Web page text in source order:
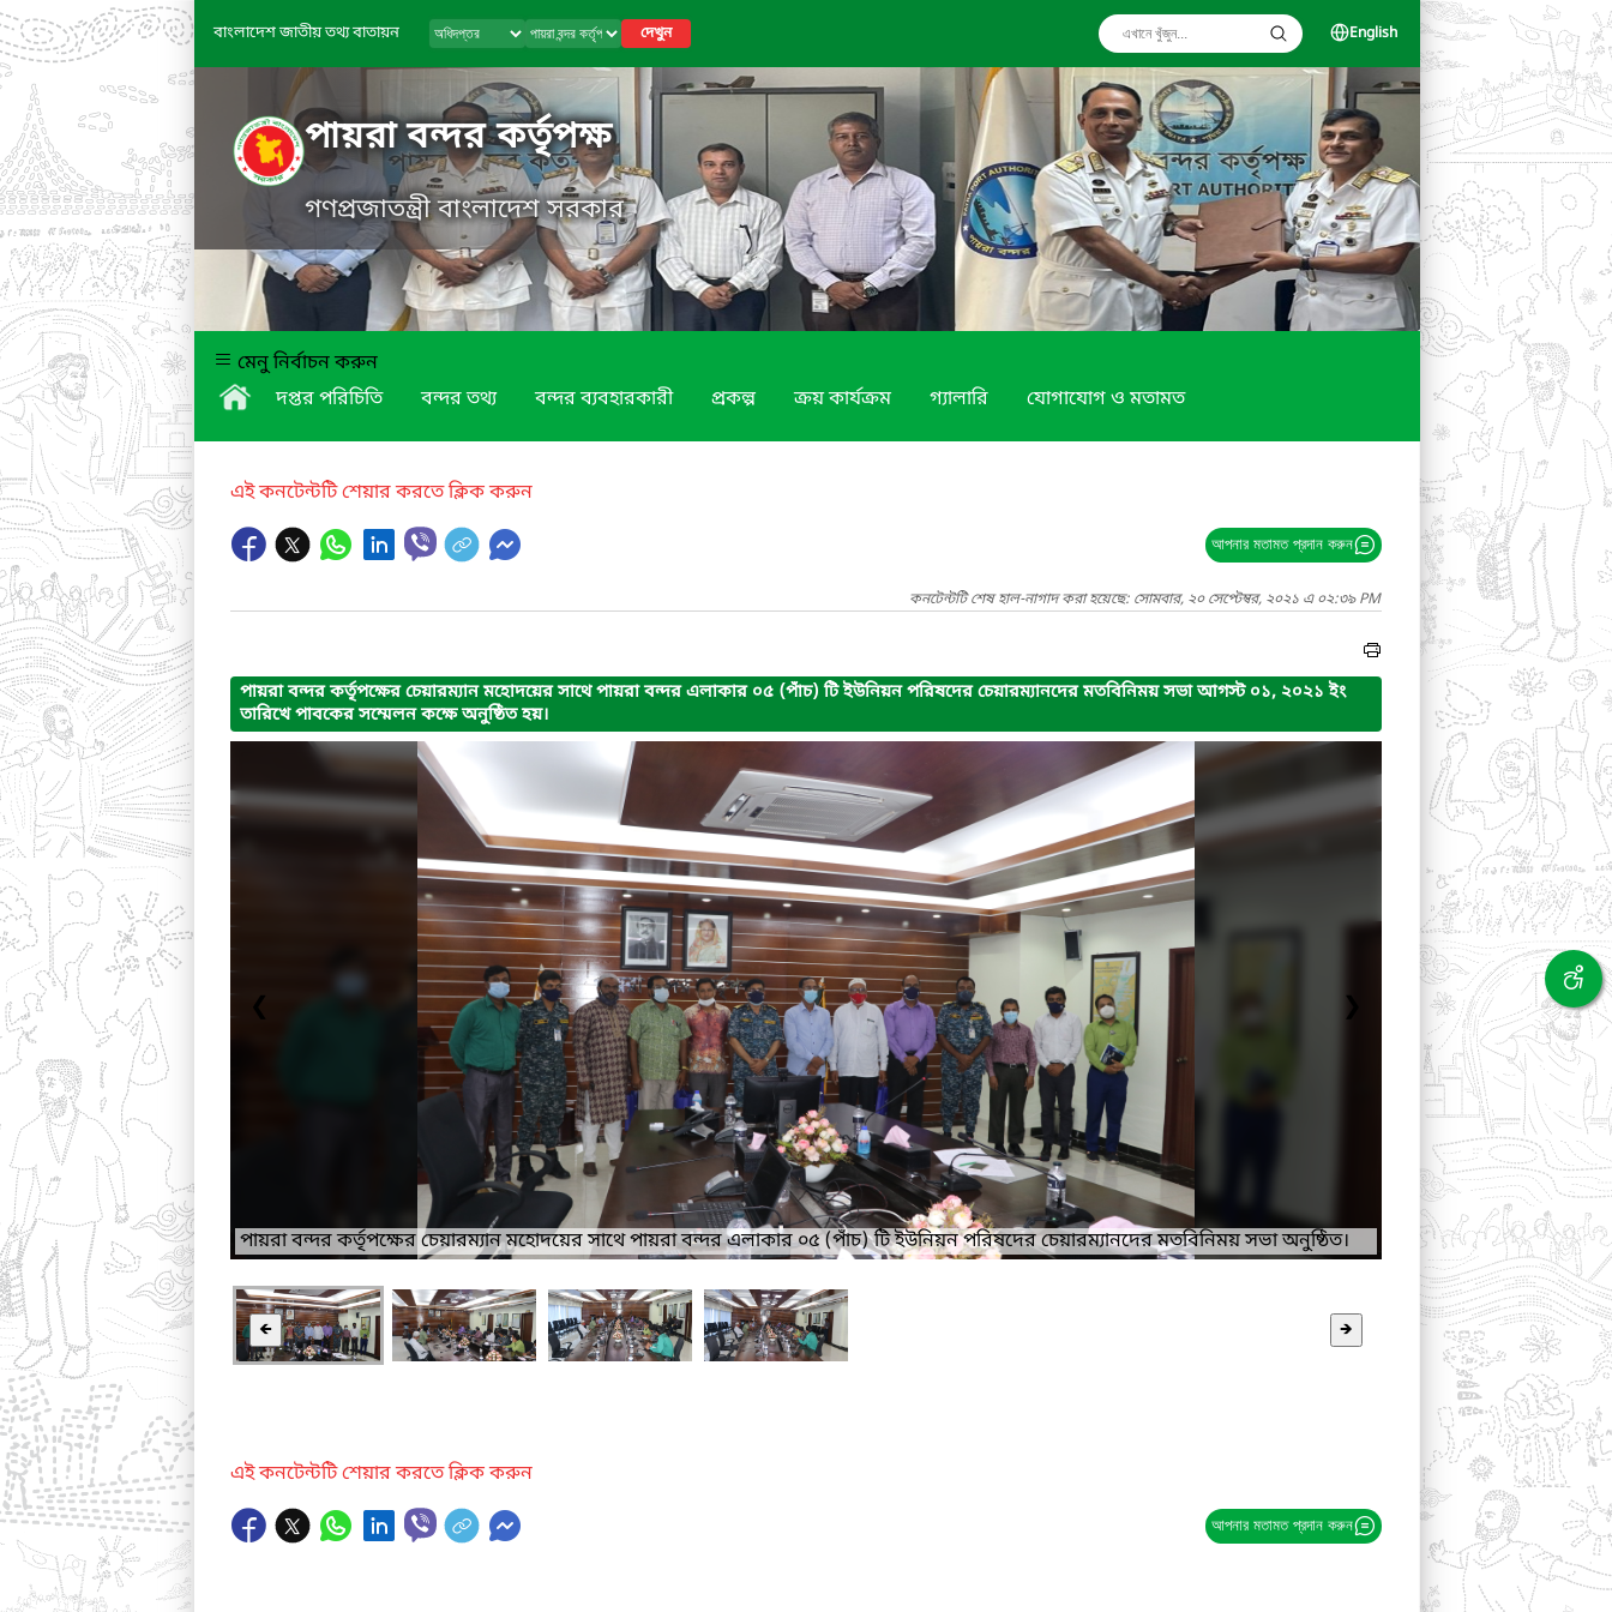
বাংলাদেশ জাতীয় তথ্য বাতায়ন দেখুন English
পায়রা বন্দর কর্তৃপক্ষ
গণপ্রজাতন্ত্রী বাংলাদেশ সরকার
মেনু নির্বাচন করুন
দপ্তর পরিচিতি
বন্দর তথ্য বন্দর ব্যবহারকারী প্রকল্প ক্রয় কার্যক্রম গ্যালারি যোগাযোগ ও মতামত
এই কনটেন্টটি শেয়ার করতে ক্লিক করুন
আপনার মতামত প্রদান করুন
কনটেন্টটি শেষ হাল-নাগাদ করা হয়েছে: সোমবার, ২০ সেপ্টেম্বর, ২০২১ এ ০২:৩৯ PM
পায়রা বন্দর কর্তৃপক্ষের চেয়ারম্যান মহোদয়ের সাথে পায়রা বন্দর এলাকার ০৫ (পাঁচ) টি ইউনিয়ন পরিষদের চেয়ারম্যানদের মতবিনিময় সভা আগস্ট ০১, ২০২১ ইং
তারিখে পাবকের সম্মেলন কক্ষে অনুষ্ঠিত হয়।
পায়রা বন্দর কর্তৃপক্ষের চেয়ারম্যান মহোদয়ের সাথে পায়রা বন্দর এলাকার ০৫ (পাঁচ) টি ইউনিয়ন পরিষদের চেয়ারম্যানদের মতবিনিময় সভা অনুষ্ঠিত।
❮ ❯
🡸 🡺
এই কনটেন্টটি শেয়ার করতে ক্লিক করুন
আপনার মতামত প্রদান করুন